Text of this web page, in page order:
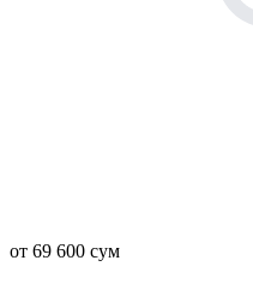
от 69 600 сум